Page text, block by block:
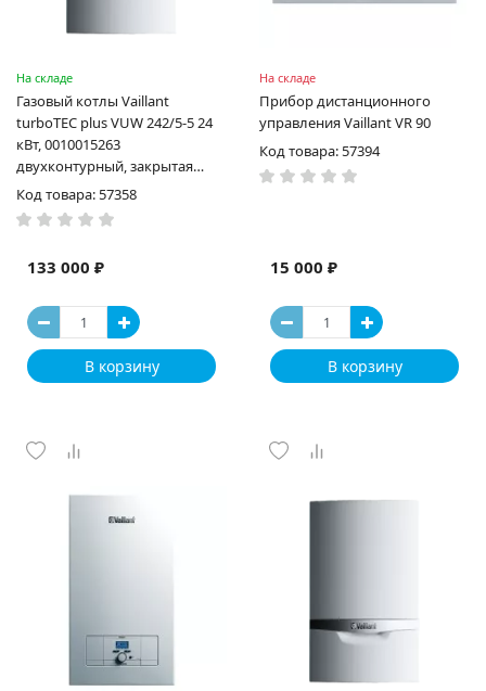
На складе
Газовый котлы Vaillant
turboTEC plus VUW 242/5-5 24
кВт, 0010015263
двухконтурный, закрытая
камера сгорания
Код товара: 57358
133 000 ₽
В корзину
На складе
Прибор дистанционного
управления Vaillant VR 90
Код товара: 57394
15 000 ₽
В корзину